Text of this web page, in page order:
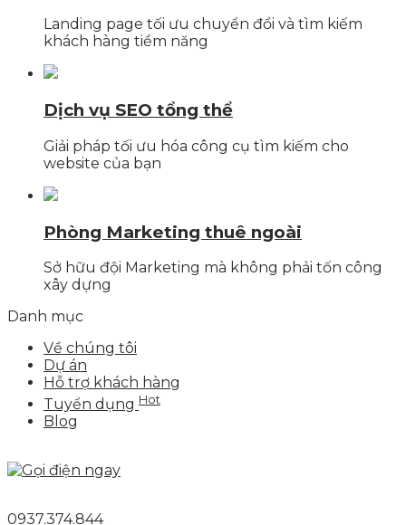
Landing page tối ưu chuyển đổi và tìm kiếm
khách hàng tiềm năng
Dịch vụ SEO tổng thể
Giải pháp tối ưu hóa công cụ tìm kiếm cho
website của bạn
Phòng Marketing thuê ngoài
Sở hữu đội Marketing mà không phải tốn công
xây dựng
Danh mục
Về chúng tôi
Dự án
Hỗ trợ khách hàng
Tuyển dụng Hot
Blog
0937.374.844